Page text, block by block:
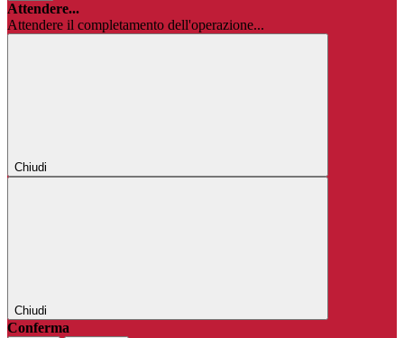
Attendere...
Attendere il completamento dell'operazione...
Chiudi
Chiudi
Conferma